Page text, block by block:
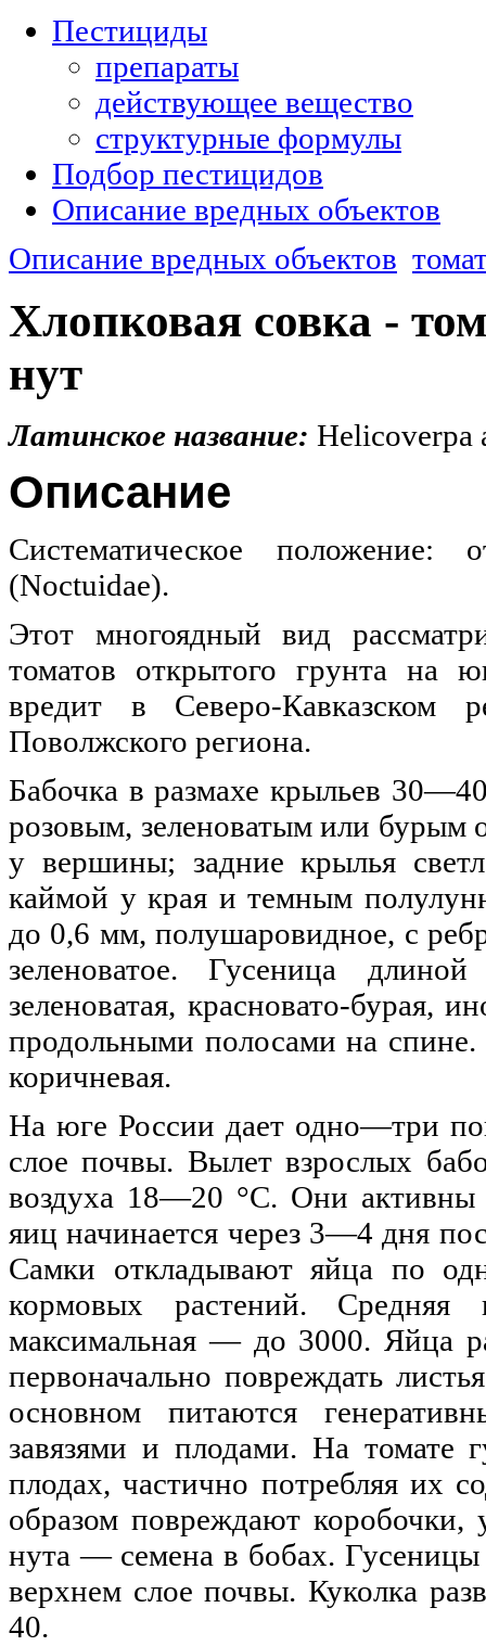
Пестициды
препараты
действующее вещество
структурные формулы
Подбор пестицидов
Описание вредных объектов
Описание вредных объектов
Хлопковая совка -
нут
Латинское название: Helicoverpa
Описание
Систематическое положение:
(Noctuidae).
Этот многоядный вид
томатов открытого грунта на
вредит в Северо-
Поволжского региона.
Бабочка в размахе крыльев
розовым, зеленоватым или бурым
у вершины; задние крылья
каймой у края и темным
до 0,6 мм, полушаровидное, с
зеленоватое. Гусеница
зеленоватая, красновато-бурая,
продольными полосами на
коричневая.
На юге России дает одно—три
слое почвы. Вылет взрослых
воздуха 18—20 °С. Они активны
яиц начинается через 3—4 дня
Самки откладывают яйца по
кормовых растений.
максимальная — до 3000. Яйца
первоначально повреждать
основном питаются
завязями и плодами. На томате
плодах, частично потребляя их
образом повреждают
нута — семена в бобах.
верхнем слое почвы. Куколка
40.